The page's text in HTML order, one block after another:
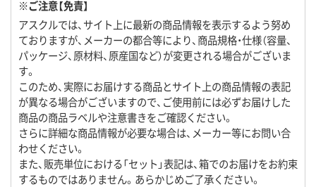
※ご注意【免責】
アスクルでは、サイト上に最新の商品情報を表示するよう努め
ておりますが、メーカーの都合等により、商品規格・仕様（容量、
パッケージ、原材料、原産国など）が変更される場合がございま
す。
このため、実際にお届けする商品とサイト上の商品情報の表記
が異なる場合がございますので、ご使用前には必ずお届けした
商品の商品ラベルや注意書きをご確認ください。
さらに詳細な商品情報が必要な場合は、メーカー等にお問い合
わせください。
また、販売単位における「セット」表記は、箱でのお届けをお約束
するものではありません。あらかじめご了承ください。